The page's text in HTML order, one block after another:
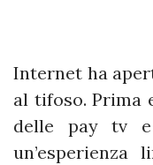
Internet ha
al tifoso. Prima
delle pay tv e